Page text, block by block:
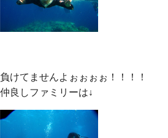
負けてませんよぉぉぉぉ！！！！